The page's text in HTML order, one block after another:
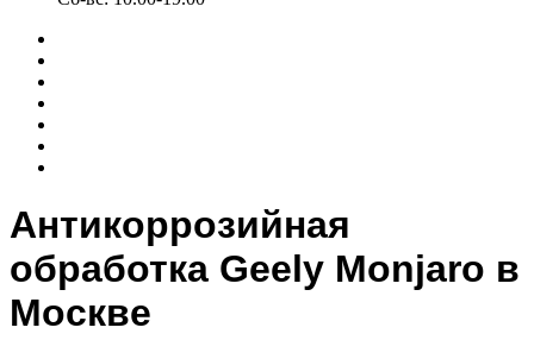
Антикоррозийная
обработка Geely Monjaro в
Москве